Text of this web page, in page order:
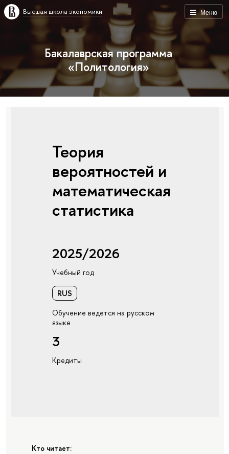
Меню
Высшая школа экономики
Бакалаврская программа
«Политология»
Теория
вероятностей и
математическая
статистика
2025/2026
Учебный год
RUS
Обучение ведется на русском
языке
3
Кредиты
Кто читает: